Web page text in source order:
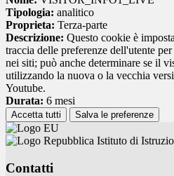
Tipologia: analitico
Proprieta: Terza-parte
Descrizione: Questo cookie è
traccia delle preferenze dell'utente
nei siti; può anche determinare se il
utilizzando la nuova o la vecchia
Youtube.
Durata: 6 mesi
Accetta tutti Salva le preferenze
Istituto di
Contatti